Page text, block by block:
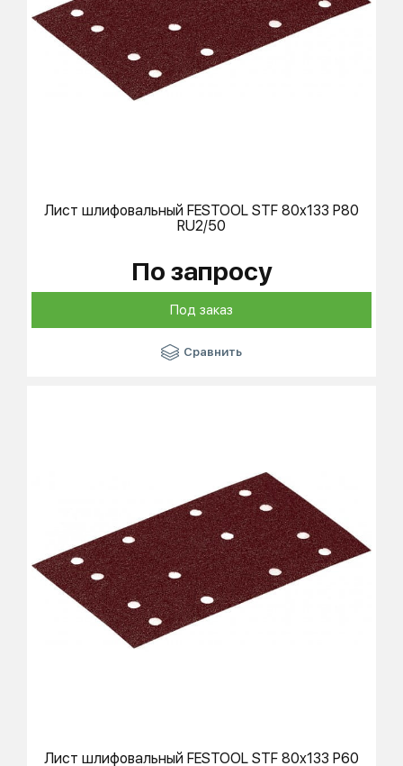
Лист шлифовальный FESTOOL STF 80x133 P80
RU2/50
По запросу
Под заказ
Сравнить
Лист шлифовальный FESTOOL STF 80x133 P60